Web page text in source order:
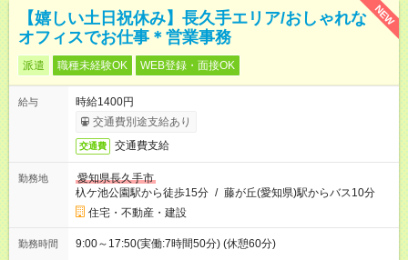
NEW
【嬉しい土日祝休み】長久手エリア/おしゃれな
オフィスでお仕事＊営業事務
派遣 職種未経験OK WEB登録・面接OK
給与
時給1400円
交通費別途支給あり
交通費 交通費支給
勤務地
愛知県長久手市
杁ケ池公園駅から徒歩15分 / 藤が丘(愛知県)駅からバス10分
住宅・不動産・建設
勤務時間 9:00～17:50(実働:7時間50分) (休憩60分)